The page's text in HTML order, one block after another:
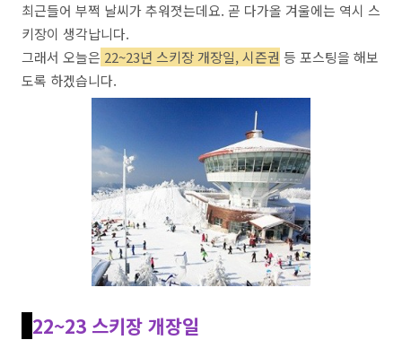
최근들어 부쩍 날씨가 추워졋는데요. 곧 다가올 겨울에는 역시 스
키장이 생각납니다.
그래서 오늘은 22~23년 스키장 개장일, 시즌권 등 포스팅을 해보
도록 하겠습니다.
22~23 스키장 개장일